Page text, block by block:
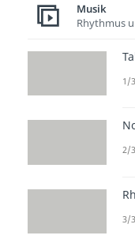
ein
der
Musik
Rhythmus
1/
2/
3/